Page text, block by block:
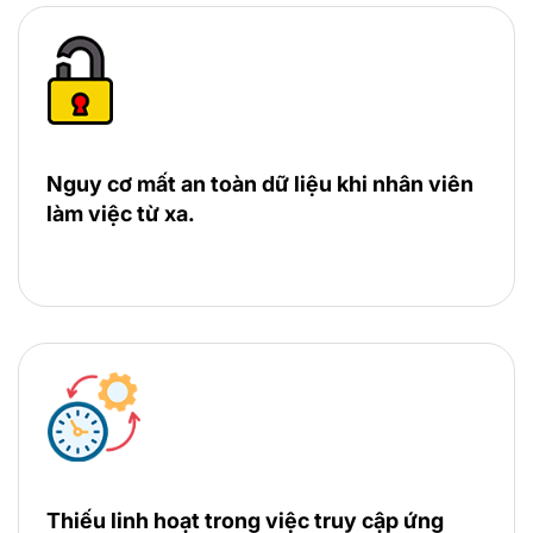
Nguy cơ mất an toàn dữ liệu khi nhân viên
làm việc từ xa.
Thiếu linh hoạt trong việc truy cập ứng